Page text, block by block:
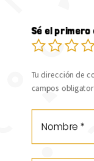
Sé el primero
Tu dirección de
campos